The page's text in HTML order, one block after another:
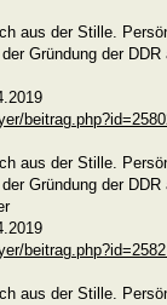
aus der Stille.
Gründung der
aus der Stille.
Gründung der
aus der Stille.